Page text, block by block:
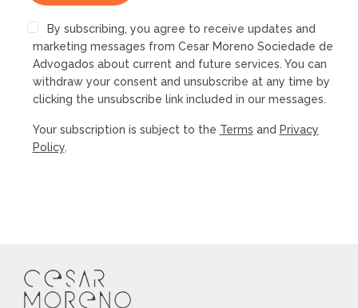
By subscribing, you agree to receive updates and
marketing messages from Cesar Moreno Sociedade de
Advogados about current and future services. You can
withdraw your consent and unsubscribe at any time by
clicking the unsubscribe link included in our messages.
Your subscription is subject to the Terms and Privacy
Policy.